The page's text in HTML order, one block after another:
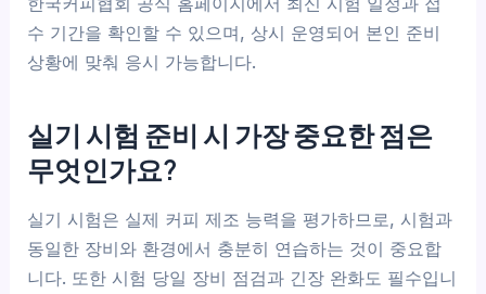
수 기간을 확인할 수 있으며, 상시 운영되어 본인 준비
상황에 맞춰 응시 가능합니다.
실기 시험 준비 시 가장 중요한 점은
무엇인가요?
실기 시험은 실제 커피 제조 능력을 평가하므로, 시험과
동일한 장비와 환경에서 충분히 연습하는 것이 중요합
니다. 또한 시험 당일 장비 점검과 긴장 완화도 필수입니